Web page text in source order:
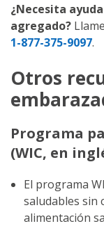
¿Necesita
agregado?
1-877-375-9097.
Otros
Programa
(WIC, en
El programa
saludables sin
alimentación